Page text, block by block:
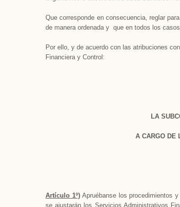
Que corresponde en consecuencia, reglar
de manera ordenada y que en todos los
Por ello, y de acuerdo con las atribuciones
Financiera y Control:
LA
A CARGO DE
Artículo 1º)Apruébanse los procedimientos
se ajustarán los Servicios Administrativos